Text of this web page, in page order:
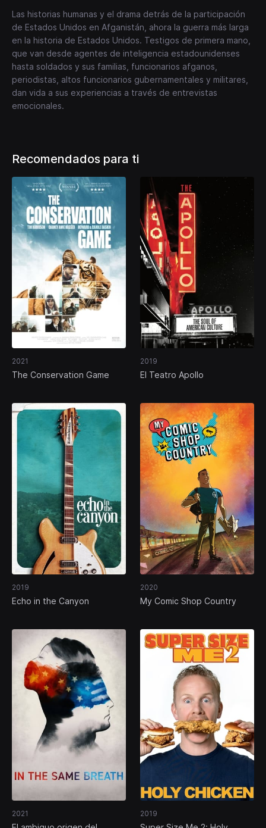
Las historias humanas y el drama detrás de la participación
de Estados Unidos en Afganistán, ahora la guerra más larga
en la historia de Estados Unidos. Testigos de primera mano,
que van desde agentes de inteligencia estadounidenses
hasta soldados y sus familias, funcionarios afganos,
periodistas, altos funcionarios gubernamentales y militares,
dan vida a sus experiencias a través de entrevistas
emocionales.
Recomendados para ti
2021
The Conservation Game
2019
El Teatro Apollo
2019
Echo in the Canyon
2020
My Comic Shop Country
2021 2019